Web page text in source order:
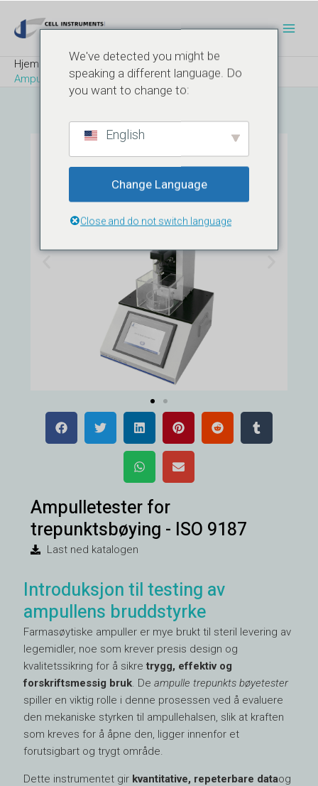
rett
innholdet
Hjem
Blogg
Ampulletester for trepunktsbøying - ISO 9187
Ampulletester for
trepunktsbøying - ISO 9187
Last ned katalogen
Introduksjon til testing av
ampullens bruddstyrke
Farmasøytiske ampuller er mye brukt til steril levering av
legemidler, noe som krever presis design og
kvalitetssikring for å sikretrygg, effektiv og
forskriftsmessig bruk. Deampulle trepunkts bøyetester
spiller en viktig rolle i denne prosessen ved å evaluere
den mekaniske styrken til ampullehalsen, slik at kraften
som kreves for å åpne den, ligger innenfor et
forutsigbart og trygt område.
Dette instrumentet gir kvantitative, repeterbare dataog
etter
We've detected you might be
speaking a different language. Do
you want to change to:
English
Change Language
Close and do not switch language